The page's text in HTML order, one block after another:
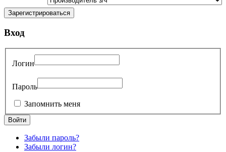
Вход
Логин
Пароль
Запомнить меня
Забыли пароль?
Забыли логин?